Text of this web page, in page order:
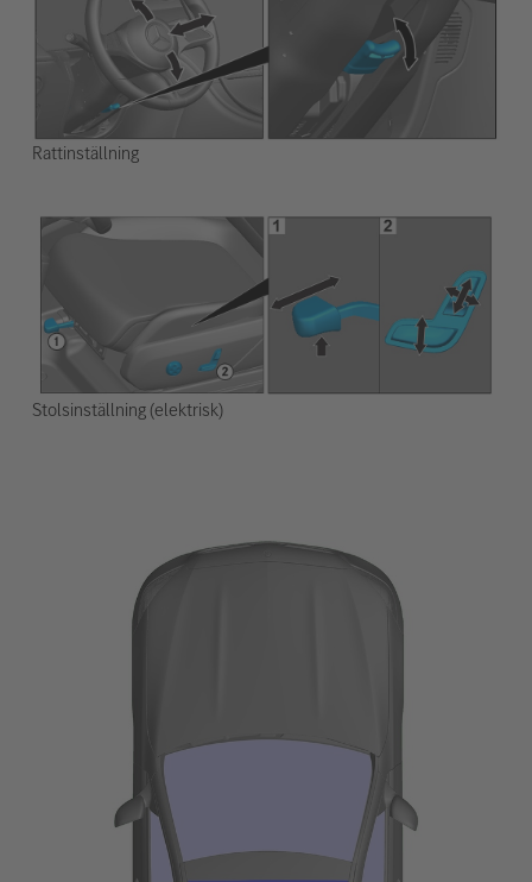
Rattinställning
Stolsinställning (elektrisk)